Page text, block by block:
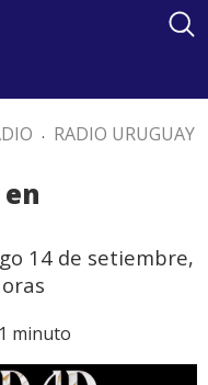
. RADIO URUGUAY
14 de setiembre,
minuto